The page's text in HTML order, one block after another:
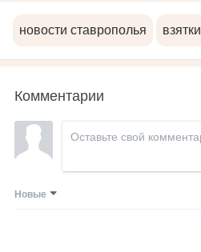
новости ставрополья взятки
Комментарии
Новые